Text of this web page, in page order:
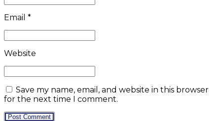
Email *
Website
Save my name, email, and website in this browser
for the next time I comment.
Post Comment